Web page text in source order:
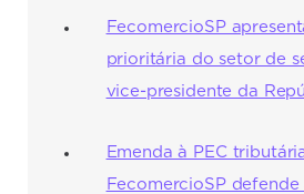
FecomercioSP
prioritária do setor de
vice-presidente da
Emenda à PEC
FecomercioSP